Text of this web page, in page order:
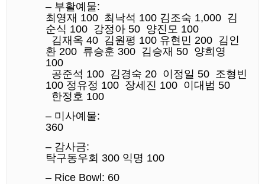
– 부활예물:
최영재 100 최낙석 100 김조숙 1,000 김
순식 100 강정아 50 양진모 100
김재옥 40 김원평 100 유현민 200 김인
환 200 류승훈 300 김승재 50 양희영
100
공준석 100 김경숙 20 이정일 50 조형빈
100 정유정 100 장세진 100 이대범 50
한정호 100
– 미사예물:
360
– 감사금:
탁구동우회 300 익명 100
– Rice Bowl: 60